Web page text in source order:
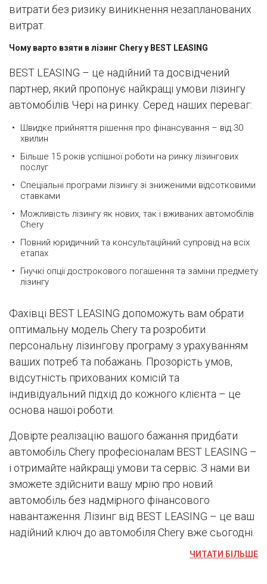
витрати без ризику виникнення незапланованих
витрат.
Чому варто взяти в лізинг Chery у BEST LEASING
BEST LEASING – це надійний та досвідчений
партнер, який пропонує найкращі умови лізингу
автомобілів Чері на ринку. Серед наших переваг:
Швидке прийняття рішення про фінансування – від 30
хвилин
Більше 15 років успішної роботи на ринку лізингових
послуг
Спеціальні програми лізингу зі зниженими відсотковими
ставками
Можливість лізингу як нових, так і вживаних автомобілів
Chery
Повний юридичний та консультаційний супровід на всіх
етапах
Гнучкі опції дострокового погашення та заміни предмету
лізингу
Фахівці BEST LEASING допоможуть вам обрати
оптимальну модель Chery та розробити
персональну лізингову програму з урахуванням
ваших потреб та побажань. Прозорість умов,
відсутність прихованих комісій та
індивідуальний підхід до кожного клієнта – це
основа нашої роботи.
Довірте реалізацію вашого бажання придбати
автомобіль Chery професіоналам BEST LEASING –
і отримайте найкращі умови та сервіс. З нами ви
зможете здійснити вашу мрію про новий
автомобіль без надмірного фінансового
навантаження. Лізинг від BEST LEASING – це ваш
надійний ключ до автомобіля Chery вже сьогодні.
ЧИТАТИ БІЛЬШЕ